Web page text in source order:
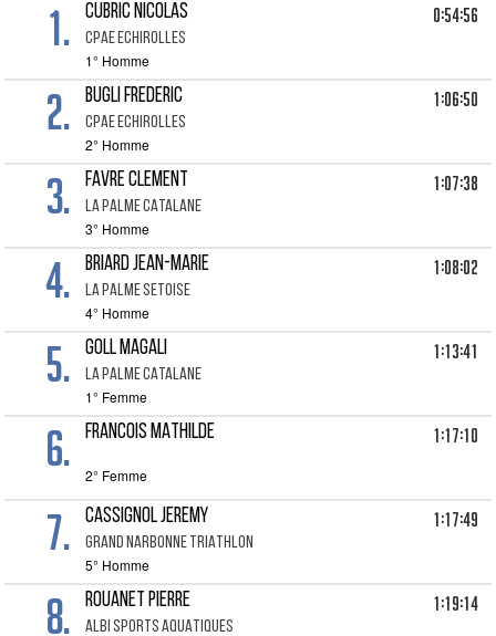
1. CUBRIC NICOLAS
CPAE ECHIROLLES
0:54:56
1° Homme
2. BUGLI FREDERIC
CPAE ECHIROLLES
1:06:50
2° Homme
3. FAVRE CLEMENT
LA PALME CATALANE
1:07:38
3° Homme
4. BRIARD JEAN-MARIE
LA PALME SETOISE
1:08:02
4° Homme
5. GOLL MAGALI
LA PALME CATALANE
1:13:41
1° Femme
6. FRANCOIS MATHILDE 1:17:10
2° Femme
7. CASSIGNOL JEREMY
GRAND NARBONNE TRIATHLON
1:17:49
5° Homme
8. ROUANET PIERRE
ALBI SPORTS AQUATIQUES
1:19:14